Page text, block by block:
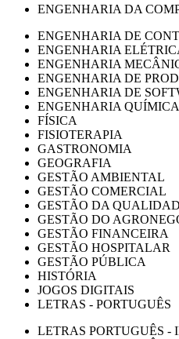
ENGENHARIA DA
ENGENHARIA DE
ENGENHARIA
ENGENHARIA
ENGENHARIA DE
ENGENHARIA DE
ENGENHARIA QUÍMICA
FÍSICA
FISIOTERAPIA
GASTRONOMIA
GEOGRAFIA
GESTÃO AMBIENTAL
GESTÃO COMERCIAL
GESTÃO DA
GESTÃO DO
GESTÃO FINANCEIRA
GESTÃO HOSPITALAR
GESTÃO PÚBLICA
HISTÓRIA
JOGOS DIGITAIS
LETRAS - PORTUGUÊS
LETRAS PORTUGUÊS -